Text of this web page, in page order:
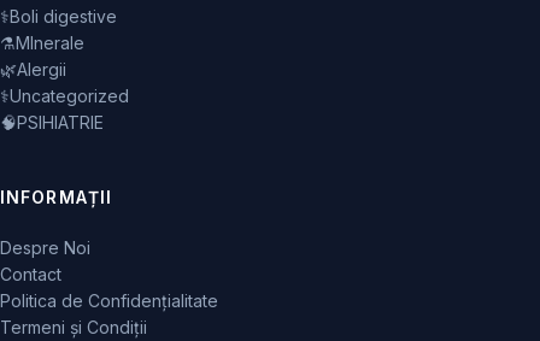
⚕️Boli digestive
⚗️MInerale
🌿Alergii
⚕️Uncategorized
🧠PSIHIATRIE
INFORMAȚII
Despre Noi
Contact
Politica de Confidențialitate
Termeni și Condiții